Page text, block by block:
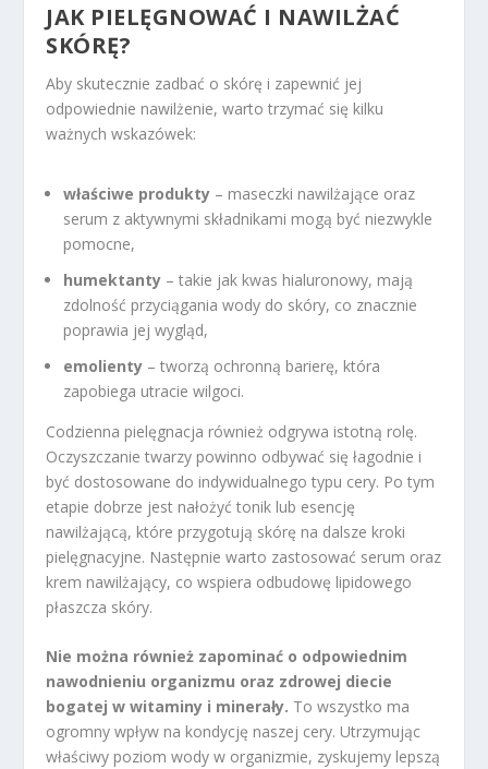
JAK PIELĘGNOWAĆ I NAWILŻAĆ
SKÓRĘ?
Aby skutecznie zadbać o skórę i zapewnić jej
odpowiednie nawilżenie, warto trzymać się kilku
ważnych wskazówek:
właściwe produkty – maseczki nawilżające oraz
serum z aktywnymi składnikami mogą być niezwykle
pomocne,
humektanty – takie jak kwas hialuronowy, mają
zdolność przyciągania wody do skóry, co znacznie
poprawia jej wygląd,
emolienty – tworzą ochronną barierę, która
zapobiega utracie wilgoci.
Codzienna pielęgnacja również odgrywa istotną rolę.
Oczyszczanie twarzy powinno odbywać się łagodnie i
być dostosowane do indywidualnego typu cery. Po tym
etapie dobrze jest nałożyć tonik lub esencję
nawilżającą, które przygotują skórę na dalsze kroki
pielęgnacyjne. Następnie warto zastosować serum oraz
krem nawilżający, co wspiera odbudowę lipidowego
płaszcza skóry.
Nie można również zapominać o odpowiednim
nawodnieniu organizmu oraz zdrowej diecie
bogatej w witaminy i minerały. To wszystko ma
ogromny wpływ na kondycję naszej cery. Utrzymując
właściwy poziom wody w organizmie, zyskujemy lepszą